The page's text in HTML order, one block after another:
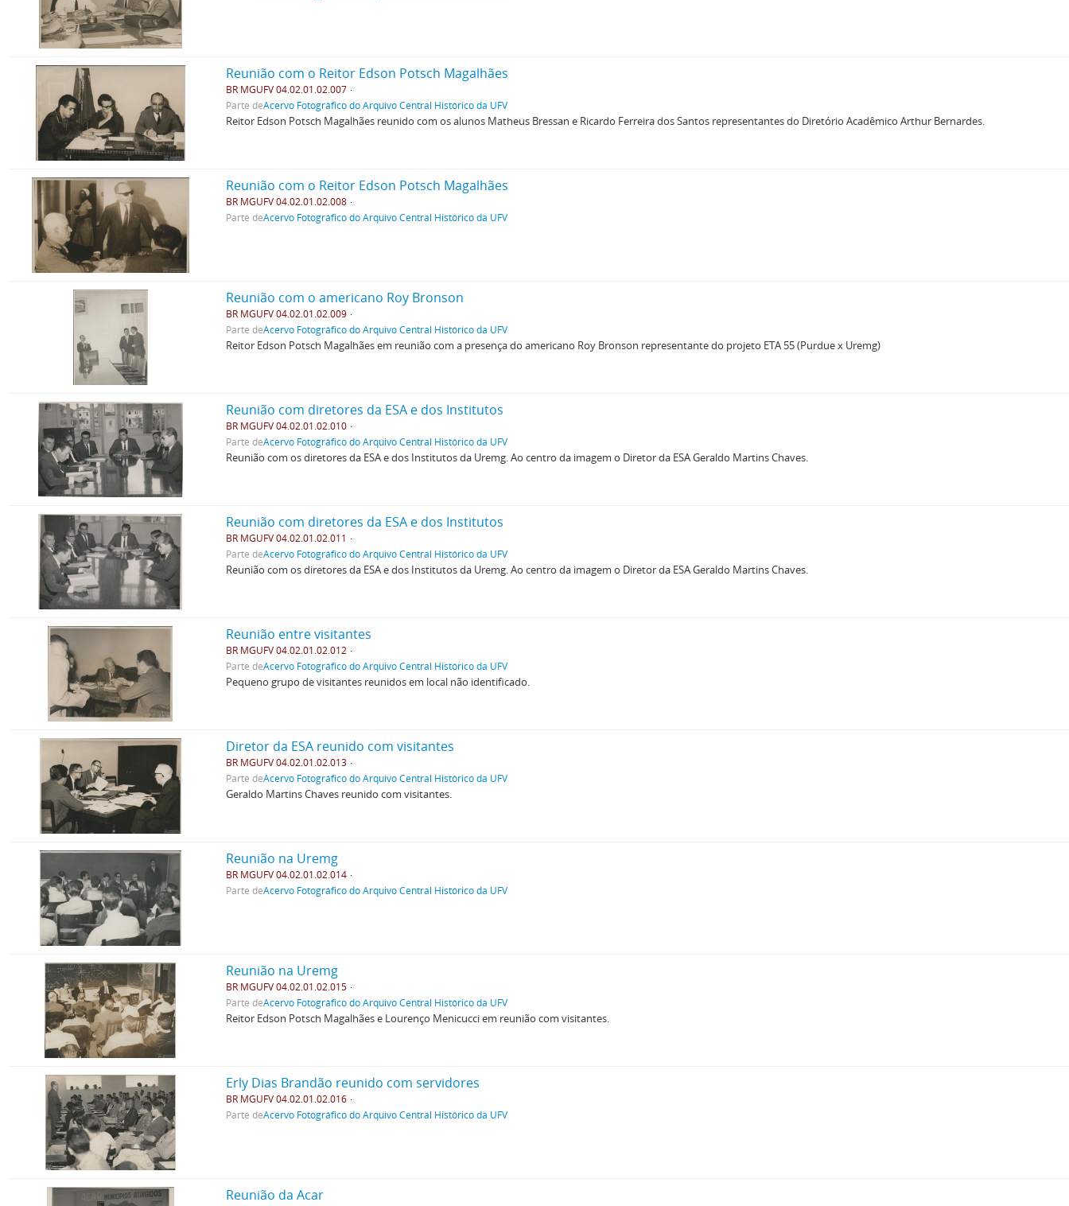
Reunião com o Reitor Edson Potsch Magalhães
BR MGUFV 04.02.01.02.007
Parte deAcervo Fotográfico do Arquivo Central Histórico da UFV
Reitor Edson Potsch Magalhães reunido com os alunos Matheus Bressan e Ricardo Ferreira dos Santos representantes do Diretório Acadêmico Arthur Bernardes.
Reunião com o Reitor Edson Potsch Magalhães
BR MGUFV 04.02.01.02.008
Parte deAcervo Fotográfico do Arquivo Central Histórico da UFV
Reunião com o americano Roy Bronson
BR MGUFV 04.02.01.02.009
Parte deAcervo Fotográfico do Arquivo Central Histórico da UFV
Reitor Edson Potsch Magalhães em reunião com a presença do americano Roy Bronson representante do projeto ETA 55 (Purdue x Uremg)
Reunião com diretores da ESA e dos Institutos
BR MGUFV 04.02.01.02.010
Parte deAcervo Fotográfico do Arquivo Central Histórico da UFV
Reunião com os diretores da ESA e dos Institutos da Uremg. Ao centro da imagem o Diretor da ESA Geraldo Martins Chaves.
Reunião com diretores da ESA e dos Institutos
BR MGUFV 04.02.01.02.011
Parte deAcervo Fotográfico do Arquivo Central Histórico da UFV
Reunião com os diretores da ESA e dos Institutos da Uremg. Ao centro da imagem o Diretor da ESA Geraldo Martins Chaves.
Reunião entre visitantes
BR MGUFV 04.02.01.02.012
Parte deAcervo Fotográfico do Arquivo Central Histórico da UFV
Pequeno grupo de visitantes reunidos em local não identificado.
Diretor da ESA reunido com visitantes
BR MGUFV 04.02.01.02.013
Parte deAcervo Fotográfico do Arquivo Central Histórico da UFV
Geraldo Martins Chaves reunido com visitantes.
Reunião na Uremg
BR MGUFV 04.02.01.02.014
Parte deAcervo Fotográfico do Arquivo Central Histórico da UFV
Reunião na Uremg
BR MGUFV 04.02.01.02.015
Parte deAcervo Fotográfico do Arquivo Central Histórico da UFV
Reitor Edson Potsch Magalhães e Lourenço Menicucci em reunião com visitantes.
Erly Dias Brandão reunido com servidores
BR MGUFV 04.02.01.02.016
Parte deAcervo Fotográfico do Arquivo Central Histórico da UFV
Reunião da Acar